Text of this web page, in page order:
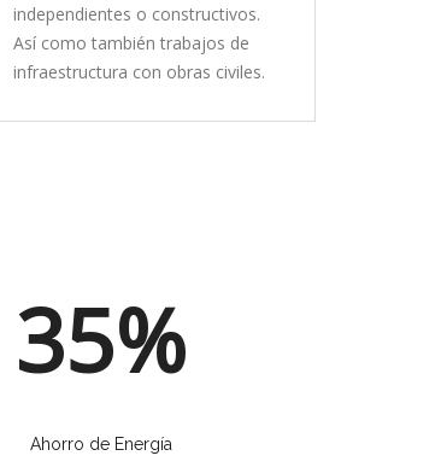
independientes o constructivos.
Así como también trabajos de
infraestructura con obras civiles.
35%
Ahorro de Energía